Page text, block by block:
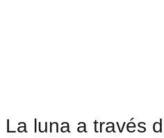
La luna a través